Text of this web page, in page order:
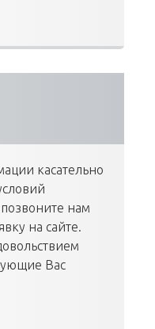
касательно
нам
на сайте.
Вас